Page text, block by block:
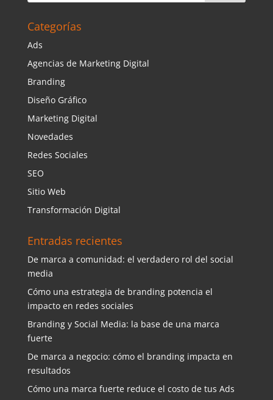
Categorías
Ads
Agencias de Marketing Digital
Branding
Diseño Gráfico
Marketing Digital
Novedades
Redes Sociales
SEO
Sitio Web
Transformación Digital
Entradas recientes
De marca a comunidad: el verdadero rol del social
media
Cómo una estrategia de branding potencia el
impacto en redes sociales
Branding y Social Media: la base de una marca
fuerte
De marca a negocio: cómo el branding impacta en
resultados
Cómo una marca fuerte reduce el costo de tus Ads